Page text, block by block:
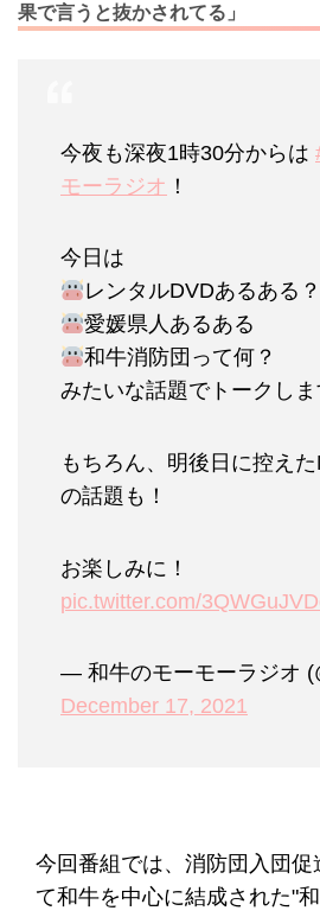
果で言うと抜かされてる」
今夜も深夜1時30分からは
モーラジオ ！
今日は
レンタルDVDあるある？
愛媛県人あるある
和牛消防団って何？
みたいな話題でトークしま
もちろん、明後日に控え
の話題も！
お楽しみに！
pic.twitter.com/
— 和牛のモーモーラジオ
December 17, 2021
今回番組では、消防団入団促
て和牛を中心に結成された"